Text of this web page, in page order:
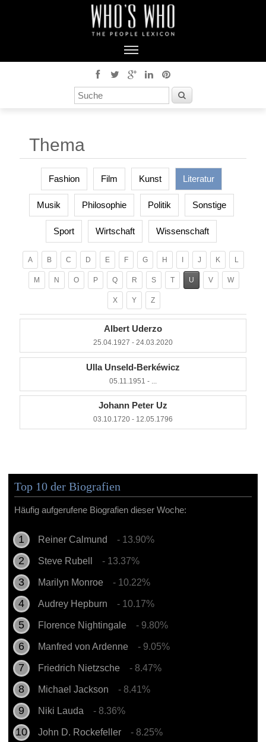
Thema
Fashion Film Kunst Literatur
Musik Philosophie Politik Sonstige
Sport Wirtschaft Wissenschaft
A B C D E F G H I J K L
M N O P Q R S T U V W
X Y Z
Albert Uderzo
25.04.1927 - 24.03.2020
Ulla Unseld-Berkéwicz
05.11.1951 - ...
Johann Peter Uz
03.10.1720 - 12.05.1796
Top 10 der Biografien
Häufig aufgerufene Biografien dieser Woche:
Reiner Calmund - 13.90%
Steve Rubell - 13.37%
Marilyn Monroe - 10.22%
Audrey Hepburn - 10.17%
Florence Nightingale - 9.80%
Manfred von Ardenne - 9.05%
Friedrich Nietzsche - 8.47%
Michael Jackson - 8.41%
Niki Lauda - 8.36%
John D. Rockefeller - 8.25%